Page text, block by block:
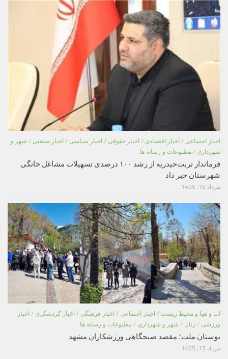
اخبار اجتماعی / اخبار اقتصادی / اخبار حقوقی / اخبار سیاسی / اخبار صنعتی / شهر و
شهرداری / مطبوعات و رسانه ها
فرماندار تربت‌حیدریه از رشد ۱۰۰ درصدی تسهیلات مشاغل خانگی
شهرستان خبر داد
مرداد 15, 1405
اب و هوا و محیط زیست / اخبار اجتماعی / اخبار فرهنگی / اخبار گردشگری / اخبار
ورزشی / زنان / شهر و شهرداری / مطبوعات و رسانه ها
بوستان ملت؛ مقصد صبحگاهی ورزشکاران مشهد
مرداد 15, 1405